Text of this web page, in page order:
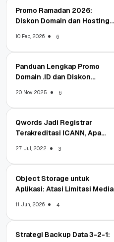
Promo Ramadan 2026:
Diskon Domain dan Hosting
10 Feb, 2026 6
Panduan Lengkap Promo
Domain .ID dan Diskon
20 Nov, 2025 6
Qwords Jadi Registrar
Terakreditasi ICANN, Apa
27 Jul, 2022 3
Object Storage untuk
Aplikasi: Atasi Limitasi Media
11 Jun, 2026 4
Strategi Backup Data 3-2-1: